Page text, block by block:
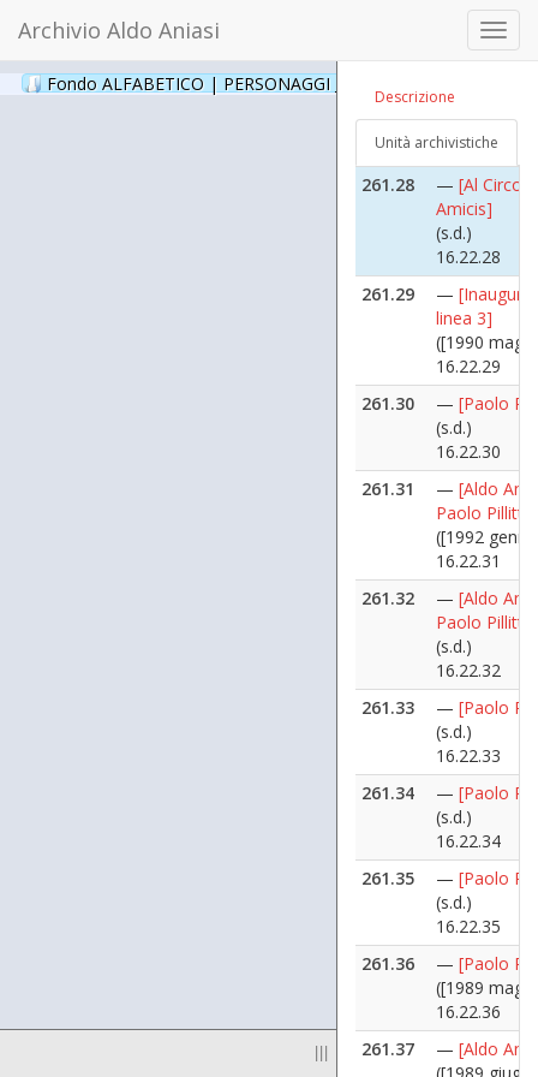
Archivio Aldo Aniasi
Fondo ALFABETICO | PERSONAGGI _ Archivio Fotografico
|||
Descrizione
Unità archivistiche
(s.d.)
16.22.26
Amicis]
(s.d.)
16.22.27
261.28
— [Al
Amicis]
(s.d.)
16.22.28
261.29
—
linea 3]
([1990
16.22.29
261.30
— [Paolo
(s.d.)
16.22.30
261.31
— [Aldo
Paolo
([1992
16.22.31
261.32
— [Aldo
Paolo
(s.d.)
16.22.32
261.33
— [Paolo
(s.d.)
16.22.33
261.34
— [Paolo
(s.d.)
16.22.34
261.35
— [Paolo
(s.d.)
16.22.35
261.36
— [Paolo
([1989
16.22.36
261.37
— [Aldo